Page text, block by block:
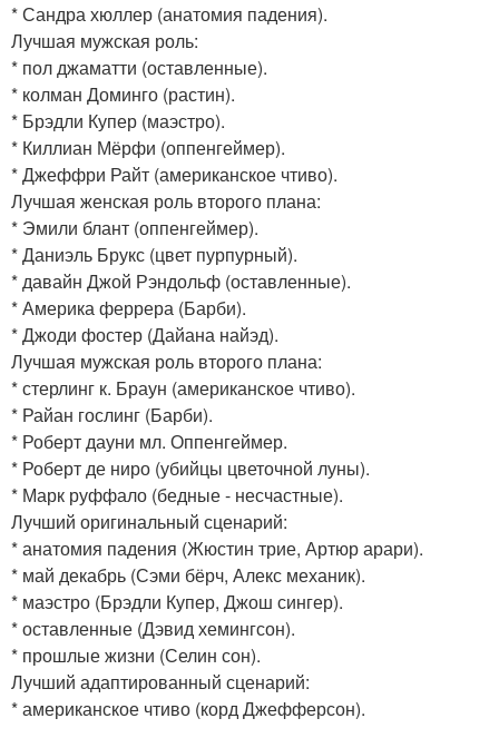
* Сандра хюллер (анатомия падения).
Лучшая мужская роль:
* пол джаматти (оставленные).
* колман Доминго (растин).
* Брэдли Купер (маэстро).
* Киллиан Мёрфи (оппенгеймер).
* Джеффри Райт (американское чтиво).
Лучшая женская роль второго плана:
* Эмили блант (оппенгеймер).
* Даниэль Брукс (цвет пурпурный).
* давайн Джой Рэндольф (оставленные).
* Америка феррера (Барби).
* Джоди фостер (Дайана найэд).
Лучшая мужская роль второго плана:
* стерлинг к. Браун (американское чтиво).
* Райан гослинг (Барби).
* Роберт дауни мл. Оппенгеймер.
* Роберт де ниро (убийцы цветочной луны).
* Марк руффало (бедные - несчастные).
Лучший оригинальный сценарий:
* анатомия падения (Жюстин трие, Артюр арари).
* май декабрь (Сэми бёрч, Алекс механик).
* маэстро (Брэдли Купер, Джош сингер).
* оставленные (Дэвид хемингсон).
* прошлые жизни (Селин сон).
Лучший адаптированный сценарий:
* американское чтиво (корд Джефферсон).